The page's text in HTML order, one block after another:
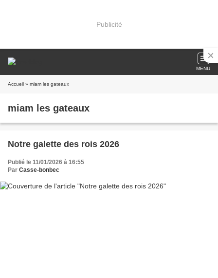
Publicité
MENU
Accueil » miam les gateaux
miam les gateaux
Notre galette des rois 2026
Publié le 11/01/2026 à 16:55
Par Casse-bonbec